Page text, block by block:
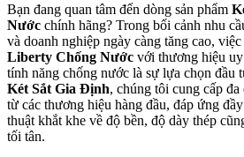
Bạn đang quan tâm đến dòng sản phẩm
Nước chính hãng? Trong bối cảnh nhu
và doanh nghiệp ngày càng tăng cao,
Liberty Chống Nước với thương hiệu
tính năng chống nước là sự lựa chọn đầu
Két Sắt Gia Định, chúng tôi cung cấp
từ các thương hiệu hàng đầu, đáp ứng
thuật khắt khe về độ bền, độ dày thép
tối tân.